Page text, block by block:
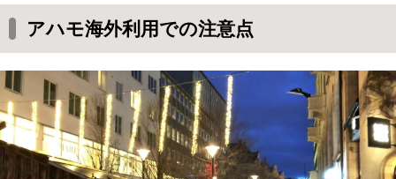
アハモ海外利用での注意点